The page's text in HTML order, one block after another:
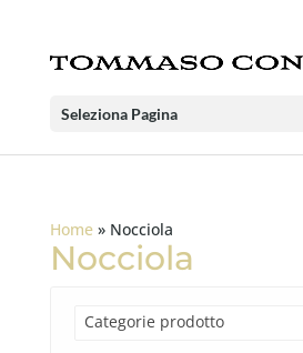
Seleziona Pagina
Home» Nocciola
Nocciola
Categorie prodotto